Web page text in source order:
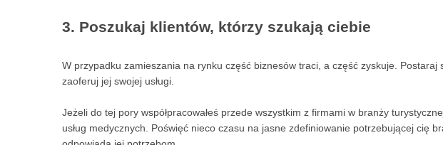
3. Poszukaj klientów, którzy szukają ciebie
W przypadku zamieszania na rynku część biznesów traci, a część zyskuje.
zaoferuj jej swojej usługi.
Jeżeli do tej pory współpracowałeś przede wszystkim z firmami w branży
usług medycznych. Poświęć nieco czasu na jasne zdefiniowanie potrzebującej cię